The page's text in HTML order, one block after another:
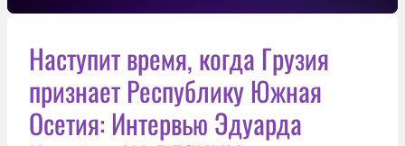
Наступит время, когда Грузия
признает Республику Южная
Осетия: Интервью Эдуарда